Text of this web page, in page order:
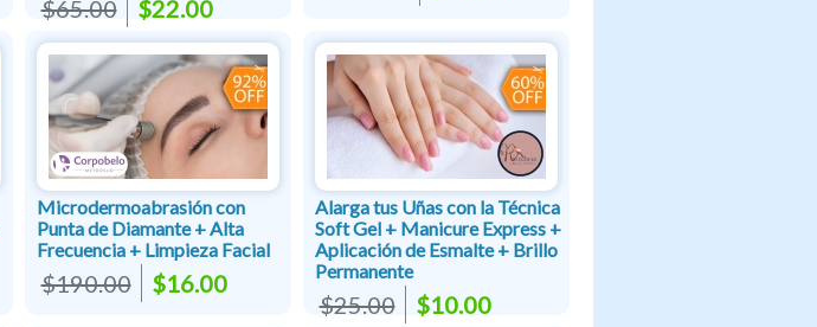
$65.00 $22.00
Microdermoabrasión con
Punta de Diamante + Alta
Frecuencia + Limpieza Facial
$190.00 $16.00
Alarga tus Uñas con la Técnica
Soft Gel + Manicure Express +
Aplicación de Esmalte + Brillo
Permanente
$25.00 $10.00